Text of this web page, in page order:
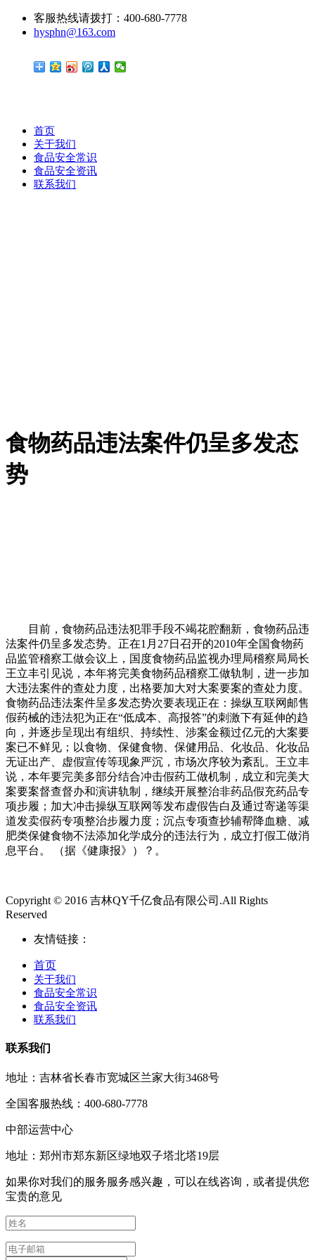
客服热线请拨打：400-680-7778
hysphn@163.com
首页
关于我们
食品安全常识
食品安全资讯
联系我们
食物药品违法案件仍呈多发态
势
目前，食物药品违法犯罪手段不竭花腔翻新，食物药品违
法案件仍呈多发态势。正在1月27日召开的2010年全国食物药
品监管稽察工做会议上，国度食物药品监视办理局稽察局局长
王立丰引见说，本年将完美食物药品稽察工做轨制，进一步加
大违法案件的查处力度，出格要加大对大案要案的查处力度。
食物药品违法案件呈多发态势次要表现正在：操纵互联网邮售
假药械的违法犯为正在“低成本、高报答”的刺激下有延伸的趋
向，并逐步呈现出有组织、持续性、涉案金额过亿元的大案要
案已不鲜见；以食物、保健食物、保健用品、化妆品、化妆品
无证出产、虚假宣传等现象严沉，市场次序较为紊乱。王立丰
说，本年要完美多部分结合冲击假药工做机制，成立和完美大
案要案督查督办和演讲轨制，继续开展整治非药品假充药品专
项步履；加大冲击操纵互联网等发布虚假告白及通过寄递等渠
道发卖假药专项整治步履力度；沉点专项查抄辅帮降血糖、减
肥类保健食物不法添加化学成分的违法行为，成立打假工做消
息平台。 （据《健康报》）？。
Copyright © 2016 吉林QY千亿食品有限公司.All Rights
Reserved
友情链接：
首页
关于我们
食品安全常识
食品安全资讯
联系我们
联系我们
地址：吉林省长春市宽城区兰家大街3468号
全国客服热线：400-680-7778
中部运营中心
地址：郑州市郑东新区绿地双子塔北塔19层
如果你对我们的服务服务感兴趣，可以在线咨询，或者提供您
宝贵的意见